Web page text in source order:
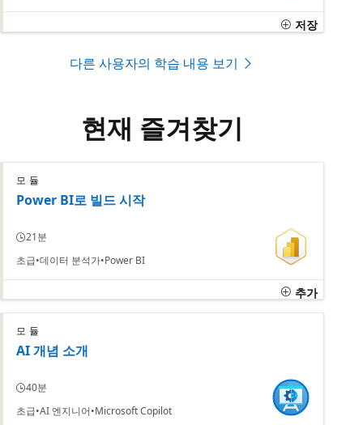
저장
다른 사용자의 학습 내용 보기
현재 즐겨찾기
모듈
Power BI로 빌드 시작
21분
초급 데이터 분석가 Power BI
추가
모듈
AI 개념 소개
40분
초급 AI 엔지니어 Microsoft Copilot